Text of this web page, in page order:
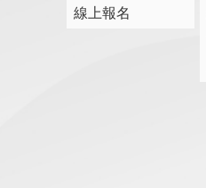
線上報名